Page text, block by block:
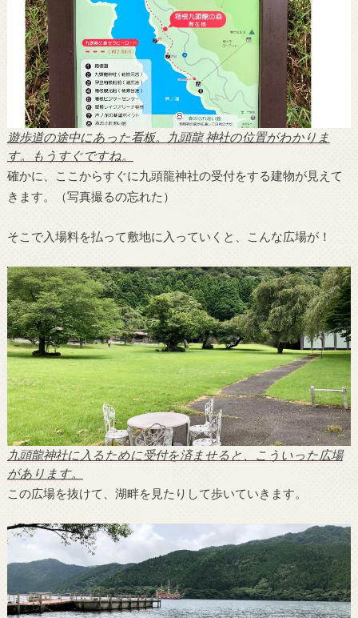
遊歩道の途中にあった看板。九頭龍 神社の位置がわかりま
す。もうすぐですね。
確かに、ここからすぐに九頭龍神社の受付をする建物が見えて
きます。（写真撮るの忘れた）
そこで入場料を払って敷地に入っていくと、こんな広場が！
九頭龍神社に入るために受付を済ませると、こういった広場
があります。
この広場を抜けて、湖畔を見たりして歩いていきます。